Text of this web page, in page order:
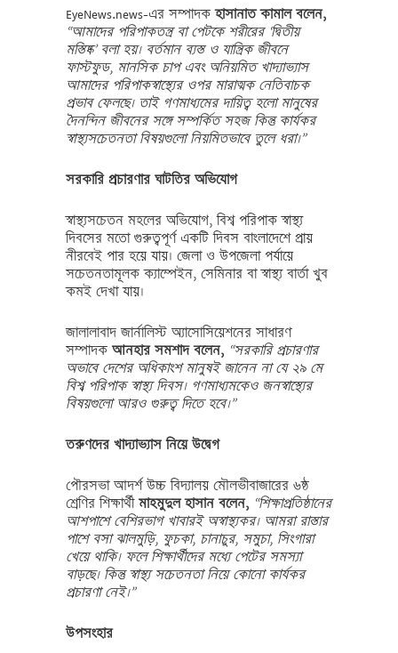
EyeNews.news-এর সম্পাদকহাসানাত কামাল বলেন,
“আমাদের পরিপাকতন্ত্র বা পেটকে শরীরের ‘দ্বিতীয়
মস্তিষ্ক’ বলা হয়। বর্তমান ব্যস্ত ও যান্ত্রিক জীবনে
ফাস্টফুড, মানসিক চাপ এবং অনিয়মিত খাদ্যাভ্যাস
আমাদের পরিপাকস্বাস্থ্যের ওপর মারাত্মক নেতিবাচক
প্রভাব ফেলছে। তাই গণমাধ্যমের দায়িত্ব হলো মানুষের
দৈনন্দিন জীবনের সঙ্গে সম্পর্কিত সহজ কিন্তু কার্যকর
স্বাস্থ্যসচেতনতা বিষয়গুলো নিয়মিতভাবে তুলে ধরা।”
সরকারি প্রচারণার ঘাটতির অভিযোগ
স্বাস্থ্যসচেতন মহলের অভিযোগ, বিশ্ব পরিপাক স্বাস্থ্য
দিবসের মতো গুরুত্বপূর্ণ একটি দিবস বাংলাদেশে প্রায়
নীরবেই পার হয়ে যায়। জেলা ও উপজেলা পর্যায়ে
সচেতনতামূলক ক্যাম্পেইন, সেমিনার বা স্বাস্থ্য বার্তা খুব
কমই দেখা যায়।
জালালাবাদ জার্নালিস্ট অ্যাসোসিয়েশনের সাধারণ
সম্পাদক আনহার সমশাদ বলেন, “সরকারি প্রচারণার
অভাবে দেশের অধিকাংশ মানুষই জানেন না যে ২৯ মে
বিশ্ব পরিপাক স্বাস্থ্য দিবস। গণমাধ্যমকেও জনস্বাস্থ্যের
বিষয়গুলো আরও গুরুত্ব দিতে হবে।”
তরুণদের খাদ্যাভ্যাস নিয়ে উদ্বেগ
পৌরসভা আদর্শ উচ্চ বিদ্যালয় মৌলভীবাজারের ৬ষ্ঠ
শ্রেণির শিক্ষার্থী মাহমুদুল হাসান বলেন, “শিক্ষাপ্রতিষ্ঠানের
আশপাশে বেশিরভাগ খাবারই অস্বাস্থ্যকর। আমরা রাস্তার
পাশে বসা ঝালমুড়ি, ফুচকা, চানাচুর, সমুচা, সিংগারা
খেয়ে থাকি। ফলে শিক্ষার্থীদের মধ্যে পেটের সমস্যা
বাড়ছে। কিন্তু স্বাস্থ্য সচেতনতা নিয়ে কোনো কার্যকর
প্রচারণা নেই।”
উপসংহার